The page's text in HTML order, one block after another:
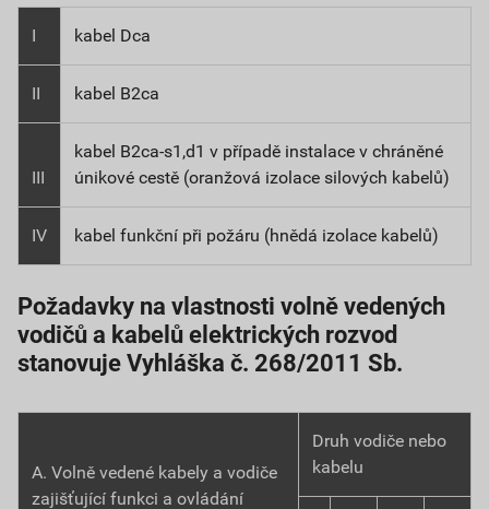
I kabel Dca
II kabel B2ca
III
kabel B2ca-s1,d1 v případě instalace v chráněné
únikové cestě (oranžová izolace silových kabelů)
IV kabel funkční při požáru (hnědá izolace kabelů)
Požadavky na vlastnosti volně vedených
vodičů a kabelů elektrických rozvod
stanovuje Vyhláška č. 268/2011 Sb.
A. Volně vedené kabely a vodiče
zajišťující funkci a ovládání
Druh vodiče nebo
kabelu